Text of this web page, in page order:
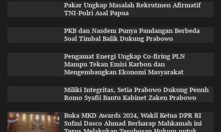
Pakar Ungkap Masalah Rekrutmen Afirmatif
TNI-Polri Asal Papua
PKB dan Nasdem Punya Pandangan Berbeda
Soal Timbal Balik Dukung Prabowo
Pengamat Energi Ungkap Co-firing PLN
Mampu Tekan Emisi Karbon dan
Mengembangkan Ekonomi Masyarakat
Miliki Integritas, Setia Prabowo Dukung Penuh
Romo Syafii Bantu Kabinet Zaken Prabowo
Buka MKD Awards 2024, Wakil Ketua DPR RI
Sufmi Dasco Ahmad Berharap Mahkamah ini